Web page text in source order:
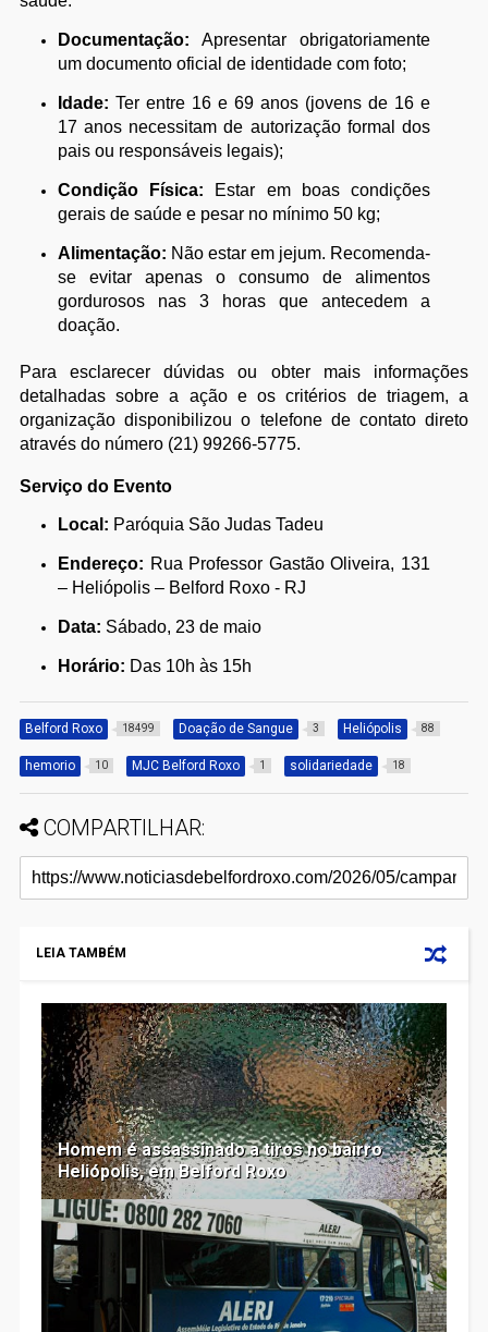
Documentação: Apresentar obrigatoriamente
um documento oficial de identidade com foto;
Idade: Ter entre 16 e 69 anos (jovens de 16 e
17 anos necessitam de autorização formal dos
pais ou responsáveis legais);
Condição Física: Estar em boas condições
gerais de saúde e pesar no mínimo 50 kg;
Alimentação: Não estar em jejum. Recomenda-
se evitar apenas o consumo de alimentos
gordurosos nas 3 horas que antecedem a
doação.
Para esclarecer dúvidas ou obter mais informações
detalhadas sobre a ação e os critérios de triagem, a
organização disponibilizou o telefone de contato direto
através do número (21) 99266-5775.
Serviço do Evento
Local: Paróquia São Judas Tadeu
Endereço: Rua Professor Gastão Oliveira, 131
– Heliópolis – Belford Roxo - RJ
Data: Sábado, 23 de maio
Horário: Das 10h às 15h
Belford Roxo 18499 Doação de Sangue 3 Heliópolis 88
hemorio 10 MJC Belford Roxo 1 solidariedade 18
COMPARTILHAR:
LEIA TAMBÉM
Homem é assassinado a tiros no bairro
Heliópolis, em Belford Roxo